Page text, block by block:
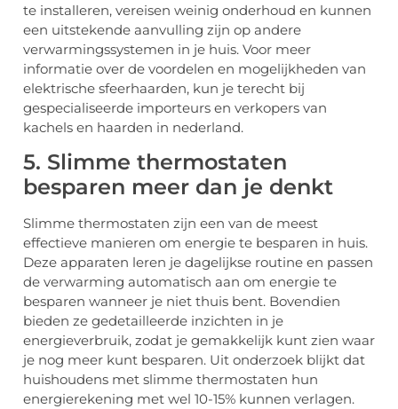
te installeren, vereisen weinig onderhoud en kunnen
een uitstekende aanvulling zijn op andere
verwarmingssystemen in je huis. Voor meer
informatie over de voordelen en mogelijkheden van
elektrische sfeerhaarden, kun je terecht bij
gespecialiseerde importeurs en verkopers van
kachels en haarden in nederland.
5. Slimme thermostaten
besparen meer dan je denkt
Slimme thermostaten zijn een van de meest
effectieve manieren om energie te besparen in huis.
Deze apparaten leren je dagelijkse routine en passen
de verwarming automatisch aan om energie te
besparen wanneer je niet thuis bent. Bovendien
bieden ze gedetailleerde inzichten in je
energieverbruik, zodat je gemakkelijk kunt zien waar
je nog meer kunt besparen. Uit onderzoek blijkt dat
huishoudens met slimme thermostaten hun
energierekening met wel 10-15% kunnen verlagen.